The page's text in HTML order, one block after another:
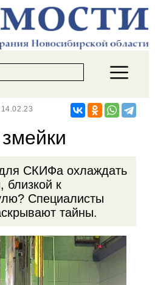
14.02.23
СКИФа охлаждать
близкой к
Специалисты
тайны.